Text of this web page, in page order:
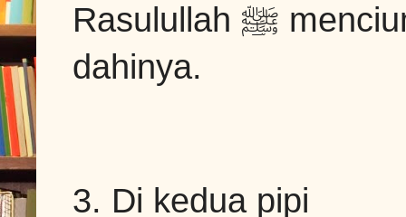
Rasulullah ﷺ mencium Fatimah radiallahu anha di
dahinya.
3. Di kedua pipi